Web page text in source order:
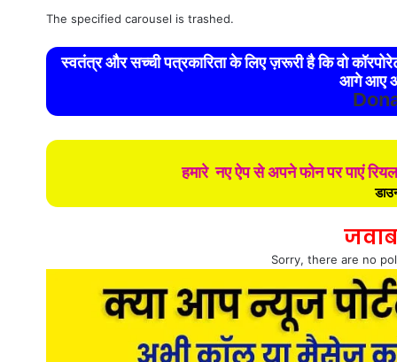
The specified carousel is trashed.
स्वतंत्र और सच्ची पत्रकारिता के लिए ज़रूरी है कि वो
आगे आए
हमारे नए ऐप से अपने फोन पर पाएं
Sorry, there are no